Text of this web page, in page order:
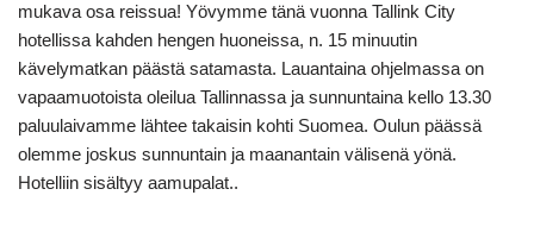
mukava osa reissua! Yövymme tänä vuonna Tallink City
hotellissa kahden hengen huoneissa, n. 15 minuutin
kävelymatkan päästä satamasta. Lauantaina ohjelmassa on
vapaamuotoista oleilua Tallinnassa ja sunnuntaina kello 13.30
paluulaivamme lähtee takaisin kohti Suomea. Oulun päässä
olemme joskus sunnuntain ja maanantain välisenä yönä.
Hotelliin sisältyy aamupalat..